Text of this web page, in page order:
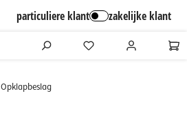
particuliere klant zakelijke klant
Opklapbeslag